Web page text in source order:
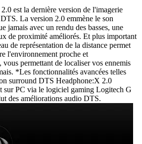
est la dernière version de l'imagerie
La version 2.0 emmène le son
jamais avec un rendu des basses, une
de proximité améliorés. Et plus important
de représentation de la distance permet
l'environnement proche et
permettant de localiser vos ennemis
*Les fonctionnalités avancées telles
surround DTS Headphone:X 2.0
sur PC via le logiciel gaming Logitech G
des améliorations audio DTS.